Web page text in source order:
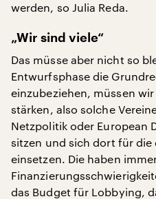
werden, so Julia Reda.
„Wir sind viele“
Das müsse aber nicht so
Entwurfsphase die
einzubeziehen, müssen
stärken, also solche
Netzpolitik oder European
sitzen und sich dort für
einsetzen. Die haben
das Budget für Lobbying,